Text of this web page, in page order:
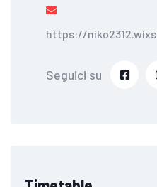
https://
Seguici su